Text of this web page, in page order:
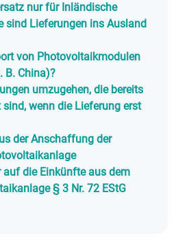
nur für Inländische
sind Lieferungen ins Ausland
von Photovoltaikmodulen
B. China)?
umzugehen, die bereits
wenn die Lieferung erst
der Anschaffung der
auf die Einkünfte aus dem
§ 3 Nr. 72 EStG